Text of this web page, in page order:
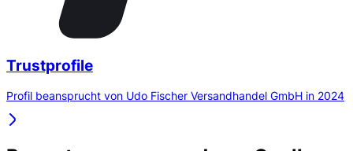
Trustprofile
Profil beansprucht von Udo Fischer Versandhandel GmbH in 2024